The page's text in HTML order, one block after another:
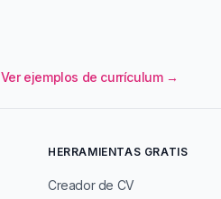
Ver ejemplos de currículum →
HERRAMIENTAS GRATIS
Creador de CV